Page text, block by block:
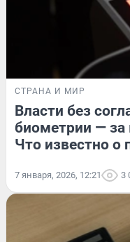
СТРАНА И МИР
Власти без
биометрии — за
Что известно о
7 января, 2026, 12:21 3